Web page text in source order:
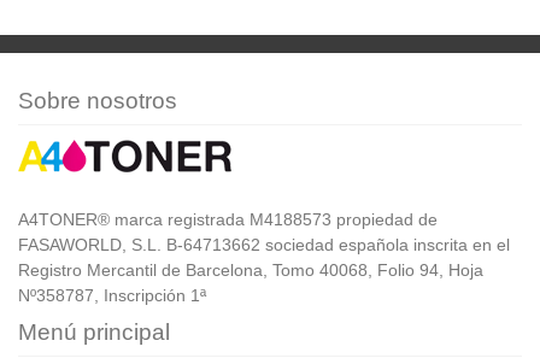
Sobre nosotros
A4TONER® marca registrada M4188573 propiedad de
FASAWORLD, S.L. B-64713662 sociedad española inscrita en el
Registro Mercantil de Barcelona, Tomo 40068, Folio 94, Hoja
Nº358787, Inscripción 1ª
Menú principal